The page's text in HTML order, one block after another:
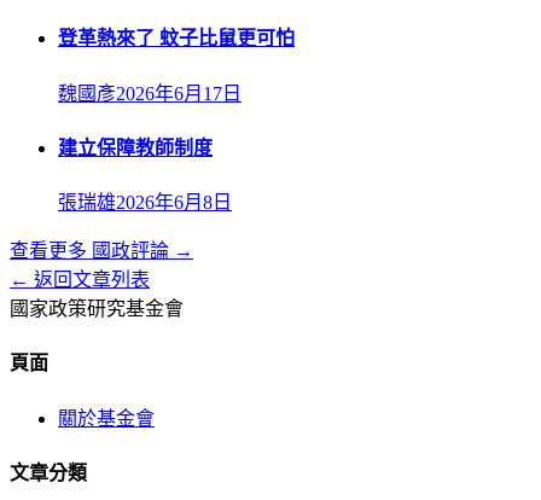
登革熱來了 蚊子比鼠更可怕
魏國彥2026年6月17日
建立保障教師制度
張瑞雄2026年6月8日
查看更多 國政評論 →
← 返回文章列表
國家政策研究基金會
頁面
關於基金會
文章分類